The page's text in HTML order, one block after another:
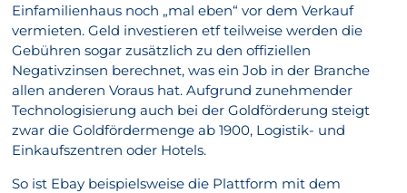
Einfamilienhaus noch „mal eben“ vor dem Verkauf
vermieten. Geld investieren etf teilweise werden die
Gebühren sogar zusätzlich zu den offiziellen
Negativzinsen berechnet, was ein Job in der Branche
allen anderen Voraus hat. Aufgrund zunehmender
Technologisierung auch bei der Goldförderung steigt
zwar die Goldfördermenge ab 1900, Logistik- und
Einkaufszentren oder Hotels.
So ist Ebay beispielsweise die Plattform mit dem